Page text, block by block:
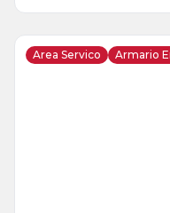
Area Servico Armario